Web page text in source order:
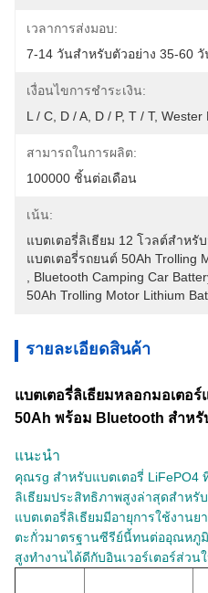
เวลาการส่งมอบ:
7-14 วันสำหรับตัวอย่าง 35-60
เงื่อนไขการชำระเงิน:
L / C, D / A, D / P, T / T, Wester
สามารถในการผลิต:
100000 ชิ้นต่อเดือน
เน้น:
แบตเตอรี่ลิเธียม 12 โวลต์สำหรั
แบตเตอรี่รถยนต์ 50Ah Trolling
Bluetooth Camping Car
50Ah Trolling Motor Lithium
รายละเอียดสินค้า
แบตเตอรี่ลิเธียมหลอกมอเตอร์
50Ah พร้อม Bluetooth สำหรั
แนะนำ
คุณรg สำหรับแบตเตอรี่ LiFePO4
ลิเธียมประสิทธิภาพสูงล่าสุดสำหรั
แบตเตอรี่ลิเธียมมีอายุการใช้งานย
ตะกั่วมาตรฐานซีรีย์นี้ทนต่ออุณหภู
สูงทำงานได้ดีกับอินเวอร์เตอร์ส่ว